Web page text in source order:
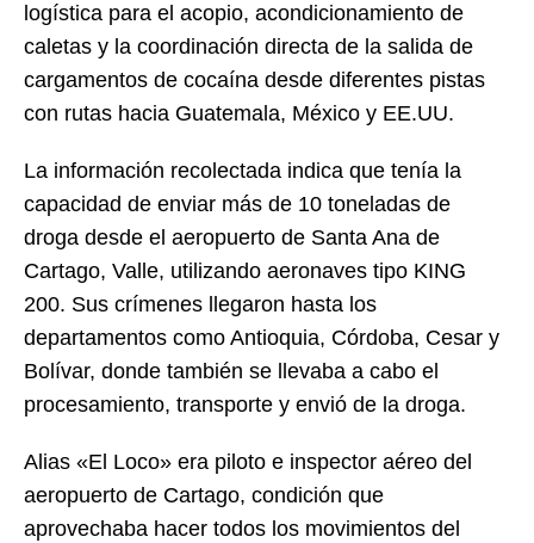
logística para el acopio, acondicionamiento de
caletas y la coordinación directa de la salida de
cargamentos de cocaína desde diferentes pistas
con rutas hacia Guatemala, México y EE.UU.
La información recolectada indica que tenía la
capacidad de enviar más de 10 toneladas de
droga desde el aeropuerto de Santa Ana de
Cartago, Valle, utilizando aeronaves tipo KING
200. Sus crímenes llegaron hasta los
departamentos como Antioquia, Córdoba, Cesar y
Bolívar, donde también se llevaba a cabo el
procesamiento, transporte y envió de la droga.
Alias «El Loco» era piloto e inspector aéreo del
aeropuerto de Cartago, condición que
aprovechaba hacer todos los movimientos del